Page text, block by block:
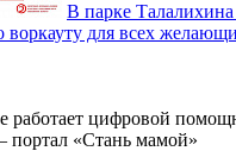
В парке
воркауту для всех
работает цифровой
портал «Стань мамой»